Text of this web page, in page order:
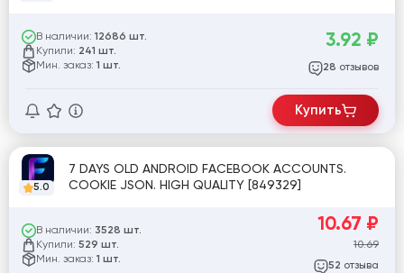
В наличии: 12686 шт.
Купили: 241 шт.
Мин. заказ: 1 шт.
3.92 ₽
28 отзывов
Купить
5.0
7 DAYS OLD ANDROID FACEBOOK ACCOUNTS.
COOKIE JSON. HIGH QUALITY [849329]
В наличии: 3528 шт.
Купили: 529 шт.
Мин. заказ: 1 шт.
10.67 ₽
10.69
52 отзыва